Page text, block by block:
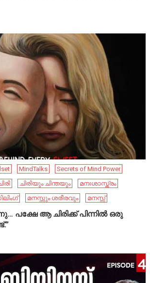
MindTalks
Secrets of Mind Power
ചിരിയും ചിന്തയും
മനഃശാസ്ത്രം
മനസ്സും ശരീരവും മനസ്സ്
പക്ഷേ ആ ചിരിക്ക് പിന്നിൽ ഒരു